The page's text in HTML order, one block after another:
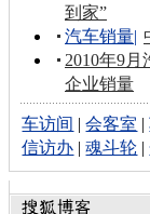
到家”
汽车销量|
2010年9月
企业销量
车访间 |会客室 |
信访办 |魂斗轮 |